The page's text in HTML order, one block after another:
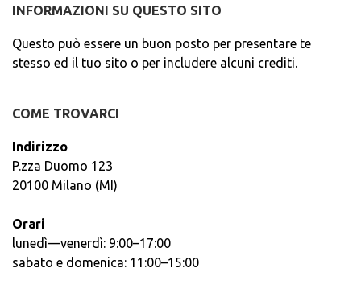
INFORMAZIONI SU QUESTO SITO
Questo può essere un buon posto per presentare te
stesso ed il tuo sito o per includere alcuni crediti.
COME TROVARCI
Indirizzo
P.zza Duomo 123
20100 Milano (MI)
Orari
lunedì—venerdì: 9:00–17:00
sabato e domenica: 11:00–15:00